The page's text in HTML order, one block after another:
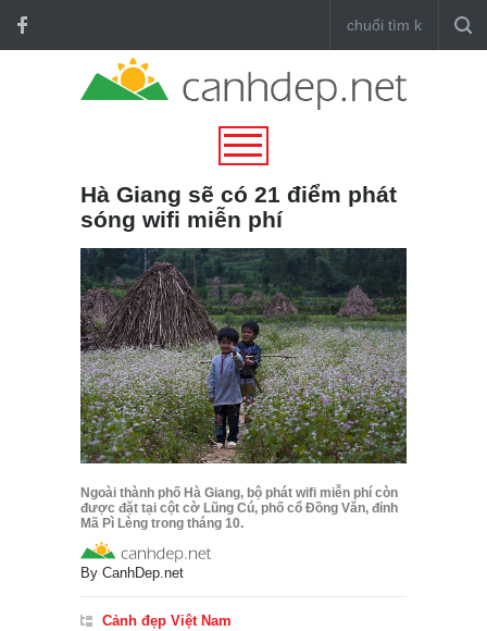
Hà Giang sẽ có 21 điểm phát
sóng wifi miễn phí
Ngoài thành phố Hà Giang, bộ phát wifi miễn phí còn
được đặt tại cột cờ Lũng Cú, phố cổ Đồng Văn, đỉnh
Mã Pì Lèng trong tháng 10.
By CanhDep.net
Cảnh đẹp Việt Nam